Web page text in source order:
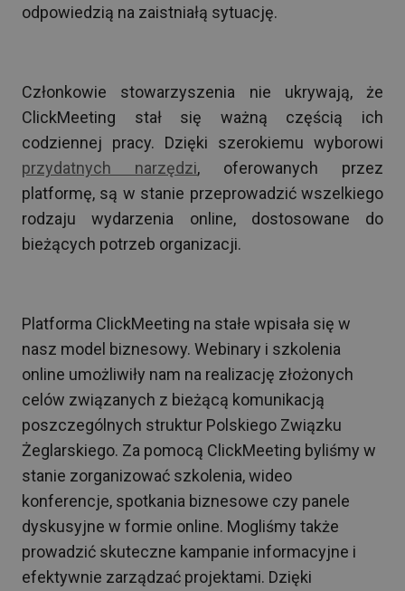
odpowiedzią na zaistniałą sytuację.
Członkowie stowarzyszenia nie ukrywają, że
ClickMeeting stał się ważną częścią ich
codziennej pracy. Dzięki szerokiemu wyborowi
przydatnych narzędzi, oferowanych przez
platformę, są w stanie przeprowadzić wszelkiego
rodzaju wydarzenia online, dostosowane do
bieżących potrzeb organizacji.
Platforma ClickMeeting na stałe wpisała się w
nasz model biznesowy. Webinary i szkolenia
online umożliwiły nam na realizację złożonych
celów związanych z bieżącą komunikacją
poszczególnych struktur Polskiego Związku
Żeglarskiego. Za pomocą ClickMeeting byliśmy w
stanie zorganizować szkolenia, wideo
konferencje, spotkania biznesowe czy panele
dyskusyjne w formie online. Mogliśmy także
prowadzić skuteczne kampanie informacyjne i
efektywnie zarządzać projektami. Dzięki